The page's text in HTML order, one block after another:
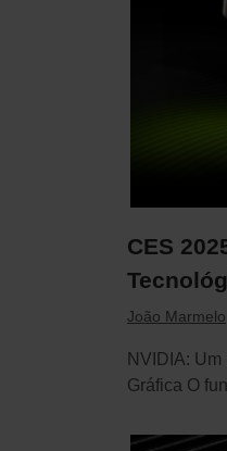
CES
João Marmelo
NVIDIA:
Gráfica O